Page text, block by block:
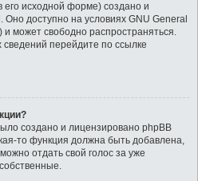
исходной форме) создано и
. Оно доступно на условиях GNU General
и может свободно распространяться.
перейдите по ссылке
создано и лицензировано phpBB
то функция должна быть добавлена,
можно отдать свой голос за уже